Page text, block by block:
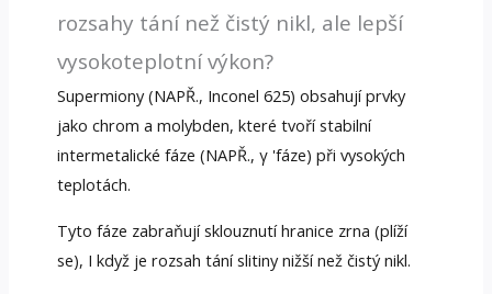
rozsahy tání než čistý nikl, ale lepší
vysokoteplotní výkon?
Supermiony (NAPŘ., Inconel 625) obsahují prvky
jako chrom a molybden, které tvoří stabilní
intermetalické fáze (NAPŘ., γ 'fáze) při vysokých
teplotách.
Tyto fáze zabraňují sklouznutí hranice zrna (plíží
se), I když je rozsah tání slitiny nižší než čistý nikl.